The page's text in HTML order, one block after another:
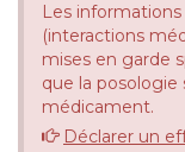
Les
(interactions
mises en garde
que la posologie
médicament.
Déclarer un